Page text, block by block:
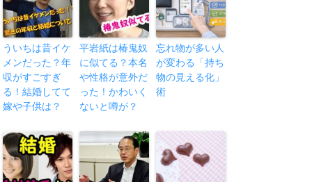
ういちは昔イケ
メンだった？年
収がすごすぎ
る！結婚してて
嫁や子供は？
平岩紙は椿鬼奴
に似てる？本名
や性格が意外だ
った！かわいく
ないと噂が？
忘れ物が多い人
が変わる「持ち
物の見える化」
術